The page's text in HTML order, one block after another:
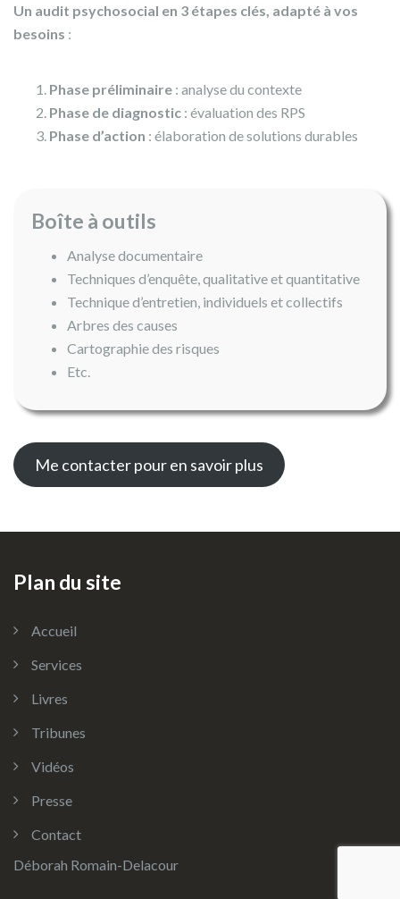
Un audit psychosocial en 3 étapes clés, adapté à vos
besoins :
Phase préliminaire : analyse du contexte
Phase de diagnostic : évaluation des RPS
Phase d’action : élaboration de solutions durables
Boîte à outils
Analyse documentaire
Techniques d’enquête, qualitative et quantitative
Technique d’entretien, individuels et collectifs
Arbres des causes
Cartographie des risques
Etc.
Me contacter pour en savoir plus
Plan du site
Accueil
Services
Livres
Tribunes
Vidéos
Presse
Contact
Déborah Romain-Delacour